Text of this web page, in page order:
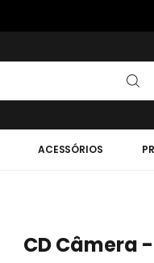
ACESSÓRIOS
CD Câmera